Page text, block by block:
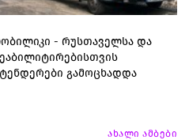
- რუსთაველსა და
გამოცხადდა
ახალი ამბები